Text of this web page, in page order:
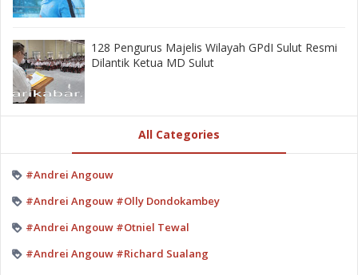
128 Pengurus Majelis Wilayah GPdI Sulut Resmi
Dilantik Ketua MD Sulut
All Categories
#Andrei Angouw
#Andrei Angouw #Olly Dondokambey
#Andrei Angouw #Otniel Tewal
#Andrei Angouw #Richard Sualang